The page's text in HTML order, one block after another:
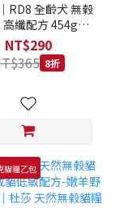
RD8 全齡犬 無榖
高纖配方 454g｜
天然犬糧 狗飼料
NT$290
8折
貓糧乙包